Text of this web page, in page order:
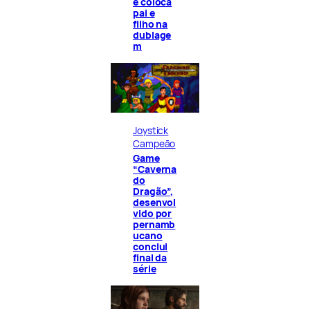
pai e
filho na
dublage
m
Joystick
Campeão
Game
“Caverna
do
Dragão”,
desenvol
vido por
pernamb
ucano
conclui
final da
série